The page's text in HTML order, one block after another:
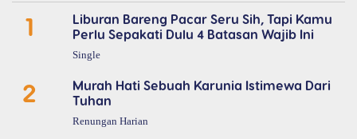
1
Liburan Bareng Pacar Seru Sih, Tapi Kamu
Perlu Sepakati Dulu 4 Batasan Wajib Ini
Single
2
Murah Hati Sebuah Karunia Istimewa Dari
Tuhan
Renungan Harian